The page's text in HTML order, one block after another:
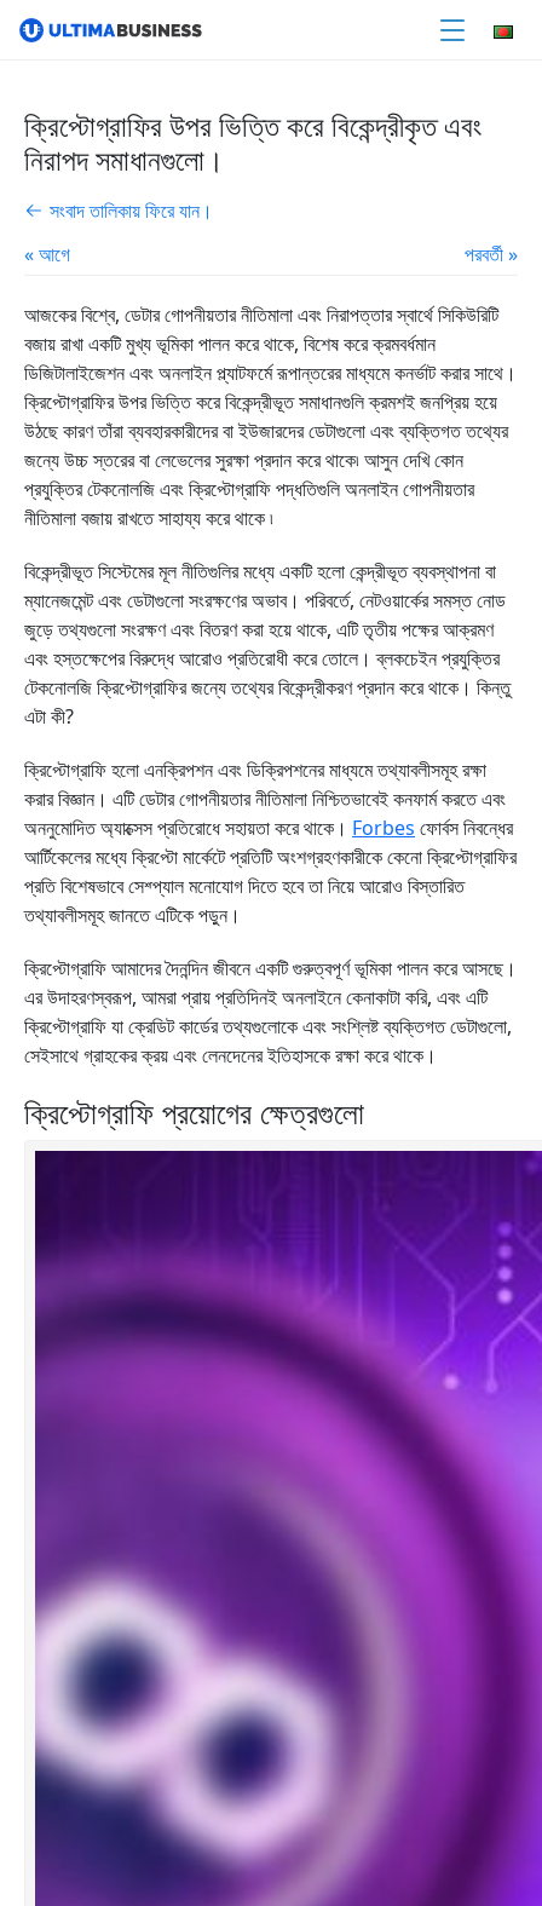
ক্রিপ্টোগ্রাফির উপর ভিত্তি করে বিকেন্দ্রীকৃত এবং
নিরাপদ সমাধানগুলো।
সংবাদ তালিকায় ফিরে যান।
« আগে
পরবর্তী »
আজকের বিশ্বে, ডেটার গোপনীয়তার নীতিমালা এবং নিরাপত্তার স্বার্থে সিকিউরিটি
বজায় রাখা একটি মুখ্য ভূমিকা পালন করে থাকে, বিশেষ করে ক্রমবর্ধমান
ডিজিটালাইজেশন এবং অনলাইন প্ল্যাটফর্মে রূপান্তরের মাধ্যমে কনর্ভাট করার সাথে।
ক্রিপ্টোগ্রাফির উপর ভিত্তি করে বিকেন্দ্রীভূত সমাধানগুলি ক্রমশই জনপ্রিয় হয়ে
উঠছে কারণ তাঁরা ব্যবহারকারীদের বা ইউজারদের ডেটাগুলো এবং ব্যক্তিগত তথ্যের
জন্যে উচ্চ স্তরের বা লেভেলের সুরক্ষা প্রদান করে থাকে৷ আসুন দেখি কোন
প্রযুক্তির টেকনোলজি এবং ক্রিপ্টোগ্রাফি পদ্ধতিগুলি অনলাইন গোপনীয়তার
নীতিমালা বজায় রাখতে সাহায্য করে থাকে ৷
বিকেন্দ্রীভূত সিস্টেমের মূল নীতিগুলির মধ্যে একটি হলো কেন্দ্রীভূত ব্যবস্থাপনা বা
ম্যানেজমেন্ট এবং ডেটাগুলো সংরক্ষণের অভাব। পরিবর্তে, নেটওয়ার্কের সমস্ত নোড
জুড়ে তথ্যগুলো সংরক্ষণ এবং বিতরণ করা হয়ে থাকে, এটি তৃতীয় পক্ষের আক্রমণ
এবং হস্তক্ষেপের বিরুদ্ধে আরোও প্রতিরোধী করে তোলে। ব্লকচেইন প্রযুক্তির
টেকনোলজি ক্রিপ্টোগ্রাফির জন্যে তথ্যের বিকেন্দ্রীকরণ প্রদান করে থাকে। কিন্তু
এটা কী?
ক্রিপ্টোগ্রাফি হলো এনক্রিপশন এবং ডিক্রিপশনের মাধ্যমে তথ্যাবলীসমূহ রক্ষা
করার বিজ্ঞান। এটি ডেটার গোপনীয়তার নীতিমালা নিশ্চিতভাবেই কনফার্ম করতে এবং
অননুমোদিত অ্যাক্সেস প্রতিরোধে সহায়তা করে থাকে। Forbes ফোর্বস নিবন্ধের
আর্টিকেলের মধ্যে ক্রিপ্টো মার্কেটে প্রতিটি অংশগ্রহণকারীকে কেনো ক্রিপ্টোগ্রাফির
প্রতি বিশেষভাবে সেশ্প্যাল মনোযোগ দিতে হবে তা নিয়ে আরোও বিস্তারিত
তথ্যাবলীসমূহ জানতে এটিকে পড়ুন।
ক্রিপ্টোগ্রাফি আমাদের দৈনন্দিন জীবনে একটি গুরুত্বপূর্ণ ভূমিকা পালন করে আসছে।
এর উদাহরণস্বরূপ, আমরা প্রায় প্রতিদিনই অনলাইনে কেনাকাটা করি, এবং এটি
ক্রিপ্টোগ্রাফি যা ক্রেডিট কার্ডের তথ্যগুলোকে এবং সংশ্লিষ্ট ব্যক্তিগত ডেটাগুলো,
সেইসাথে গ্রাহকের ক্রয় এবং লেনদেনের ইতিহাসকে রক্ষা করে থাকে।
ক্রিপ্টোগ্রাফি প্রয়োগের ক্ষেত্রগুলো